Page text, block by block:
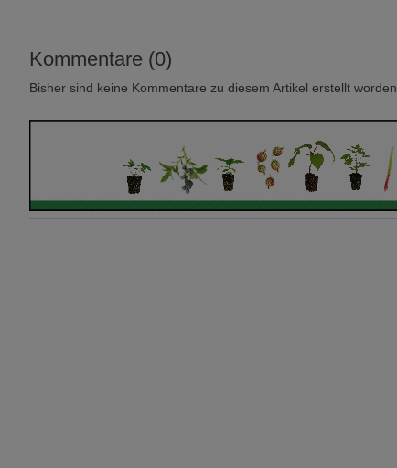
Kommentare (0)
Bisher sind keine Kommentare zu diesem Artikel erstellt worden.